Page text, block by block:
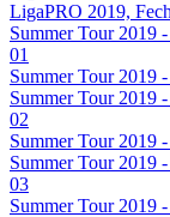
LigaPRO 2019,
Summer Tour 2019
01
Summer Tour 2019
Summer Tour 2019
02
Summer Tour 2019
Summer Tour 2019
03
Summer Tour 2019